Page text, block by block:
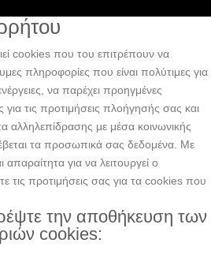
cookies που του επιτρέπουν να
πληροφορίες που είναι πολύτιμες για
να παρέχει προηγμένες
για τις προτιμήσεις πλοήγησής σας και
αλληλεπίδρασης με μέσα κοινωνικής
τα προσωπικά σας δεδομένα. Με
για να λειτουργεί ο
τις προτιμήσεις σας για τα cookies που
την αποθήκευση των
cookies: